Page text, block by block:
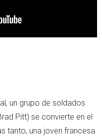
un grupo de soldados
Pitt) se convierte en el
tanto, una joven francesa